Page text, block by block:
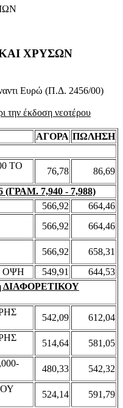
ΧΡΥΣΩΝ
Ευρώ (Π.Δ. 2456/00)
την έκδοση νεοτέρου
ΑΓΟΡΑ ΠΩΛΗΣΗ
ΤΟ
76,78
86,69
7,940 - 7,988)
566,92
664,46
566,92
664,46
566,92
658,31
ΟΨΗ
549,91
644,53
ΔΙΑΦΟΡΕΤΙΚΟΥ
542,09
612,04
514,64
581,05
480,33
542,32
524,14
591,79